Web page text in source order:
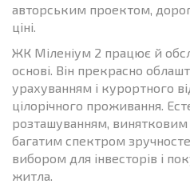
авторським проектом,
ціні.
ЖК Міленіум 2 працює й
основі. Він прекрасно
урахуванням і курортного
цілорічного проживання.
розташуванням, винятковим
багатим спектром
вибором для інвесторів і
житла.